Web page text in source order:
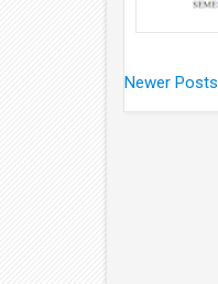
Newer Posts